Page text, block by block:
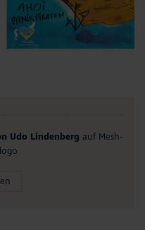
Udo Lindenberg auf Mesh-